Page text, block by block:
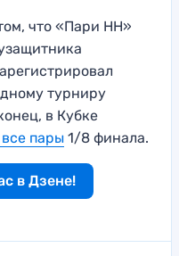
что «Пари НН»
турниру
в Кубке
пары 1/8 финала.
в Дзене!